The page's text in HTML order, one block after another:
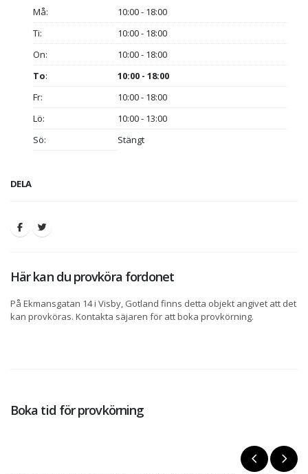
Må:
10:00 - 18:00
Ti:
10:00 - 18:00
On:
10:00 - 18:00
To:
10:00 - 18:00
Fr:
10:00 - 18:00
Lö:
10:00 - 13:00
Sö:
Stängt
DELA
Här kan du provköra fordonet
På Ekmansgatan 14 i Visby, Gotland finns detta objekt angivet att det
kan provköras. Kontakta säjaren för att boka provkörning.
Boka tid för provkörning